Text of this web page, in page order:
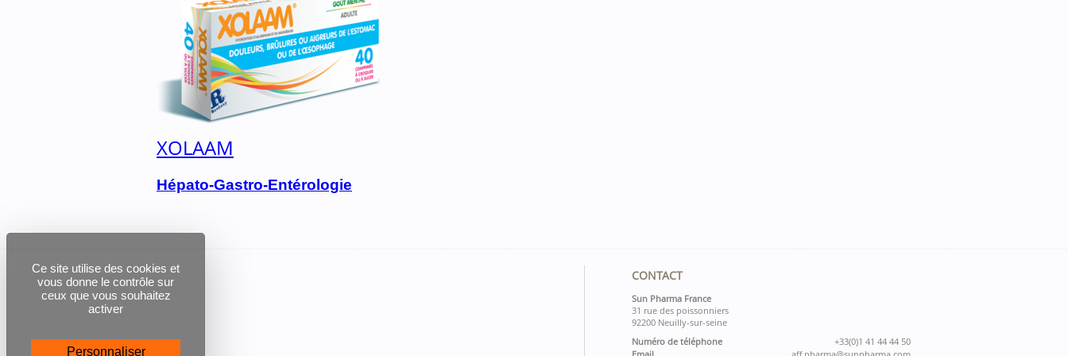
XOLAAM
Hépato-Gastro-Entérologie
CONTACT
Sun Pharma France
31 rue des poissonniers
92200 Neuilly-sur-seine
Numéro de téléphone
+33(0)1 41 44 44 50
Ce site utilise des cookies et
vous donne le contrôle sur
ceux que vous souhaitez
activer
Personnaliser